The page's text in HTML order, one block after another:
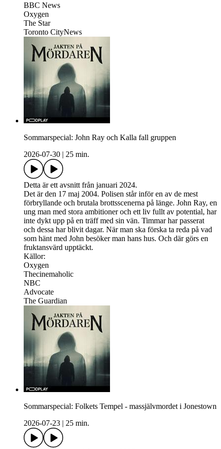
BBC News
Oxygen
The Star
Toronto CityNews
Sommarspecial: John Ray och Kalla fall gruppen
2026-07-30
25 min.
Detta är ett avsnitt från januari 2024.
Det är den 17 maj 2004. Polisen står inför en av de mest
förbryllande och brutala brottsscenerna på länge. John Ray, en
ung man med stora ambitioner och ett liv fullt av potential, har
inte dykt upp på en träff med sin vän. Timmar har passerat
och dessa har blivit dagar. När man ska förska ta reda på vad
som hänt med John besöker man hans hus. Och där görs en
fruktansvärd upptäckt.
Källor:
Oxygen
Thecinemaholic
NBC
Advocate
The Guardian
Sommarspecial: Folkets Tempel - massjälvmordet i Jonestown
2026-07-23
25 min.